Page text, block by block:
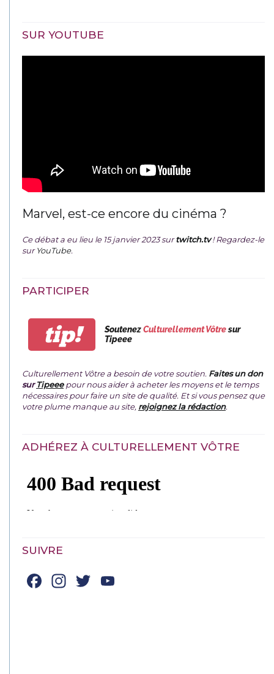
SUR YOUTUBE
Marvel, est-ce encore du cinéma ?
Ce débat a eu lieu le 15 janvier 2023 surtwitch.tv ! Regardez-le
surYouTube.
PARTICIPER
tip! SoutenezCulturellement Vôtresur
Tipeee
Culturellement Vôtre a besoin de votre soutien. Faites un don
surTipeeepour nous aider à acheter les moyens et le temps
nécessaires pour faire un site de qualité. Et si vous pensez que
votre plume manque au site, rejoignez la rédaction.
ADHÉREZ À CULTURELLEMENT VÔTRE
SUIVRE
Facebook
Instagram
Twitter